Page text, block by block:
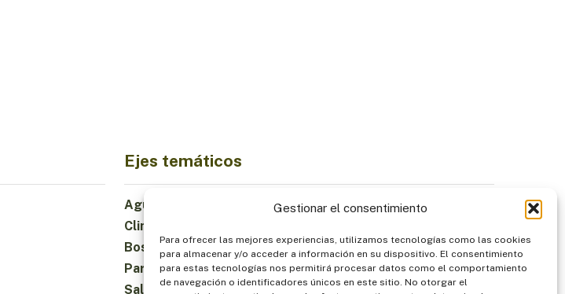
Gestionar el consentimiento
Para ofrecer las mejores experiencias, utilizamos tecnologías como las cookies
para almacenar y/o acceder a información en su dispositivo. El consentimiento
para estas tecnologías nos permitirá procesar datos como el comportamiento
de navegación o identificadores únicos en este sitio. No otorgar el
Ejes temáticos
Agua
Ciencia e Innovación
Clima
Bosques y Biodiversidad
Institucionalidad
Participación
Pueblos Indígenas
Salud y Alimentación
Seguridad